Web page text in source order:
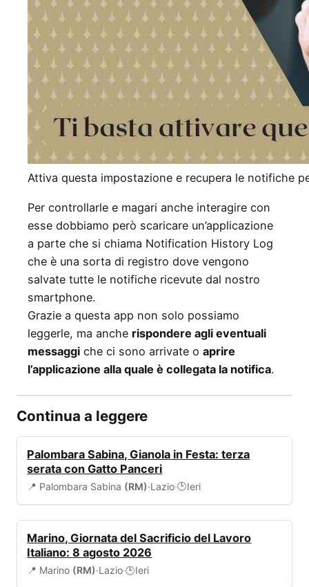
Attiva questa impostazione e recupera le notifiche
Per controllarle e magari anche interagire con
esse dobbiamo però scaricare un’applicazione
a parte che si chiama Notification History Log
che è una sorta di registro dove vengono
salvate tutte le notifiche ricevute dal nostro
smartphone.
Grazie a questa app non solo possiamo
leggerle, ma anche rispondere agli eventuali
messaggi che ci sono arrivate o aprire
l’applicazione alla quale è collegata la notifica.
Continua a leggere
Palombara Sabina, Gianola in Festa: terza
serata con Gatto Panceri
📍 Palombara Sabina (RM)·Lazio·🕒Ieri
Marino, Giornata del Sacrificio del Lavoro
Italiano: 8 agosto 2026
📍 Marino (RM)·Lazio·🕒Ieri